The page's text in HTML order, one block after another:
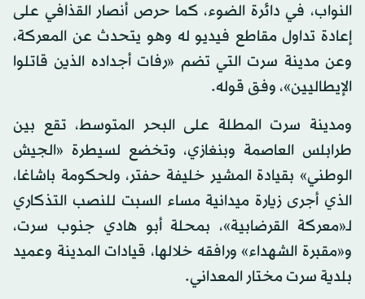
النواب، في دائرة الضوء، كما حرص أنصار القذافي على
إعادة تداول مقاطع فيديو له وهو يتحدث عن المعركة،
وعن مدينة سرت التي تضم «رفات أجداده الذين قاتلوا
الإيطاليين»، وفق قوله.
ومدينة سرت المطلة على البحر المتوسط، تقع بين
طرابلس العاصمة وبنغازي، وتخضع لسيطرة «الجيش
الوطني» بقيادة المشير خليفة حفتر، ولحكومة باشاغا،
الذي أجرى زيارة ميدانية مساء السبت للنصب التذكاري
لـ«معركة القرضابية»، بمحلة أبو هادي جنوب سرت،
و«مقبرة الشهداء» ورافقه خلالها، قيادات المدينة وعميد
بلدية سرت مختار المعداني.